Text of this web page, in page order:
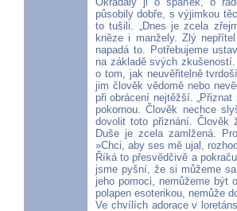
působily dobře, s výjimkou
to tušili. „Dnes je zcela
kněze i manžely. Zlý
napadá to. Potřebujeme
na základě svých
o tom, jak neuvěřitelně
jim člověk vědomě nebo
při obrácení nejtěžší.
pokornou. Člověk nechce
dovolit toto přiznání. Člověk
Duše je zcela zamlžená.
»Chci, aby ses mě ujal,
Říká to přesvědčivě a
jsme pyšní, že si můžeme
jeho pomoci, nemůžeme být
polapen esoterikou, nemůže
Ve chvílích adorace v